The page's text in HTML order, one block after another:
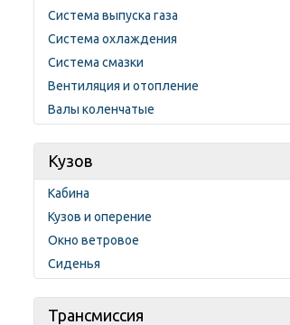
Система выпуска газа
Система охлаждения
Система смазки
Вентиляция и отопление
Валы коленчатые
Кузов
Кабина
Кузов и оперение
Окно ветровое
Сиденья
Трансмиссия